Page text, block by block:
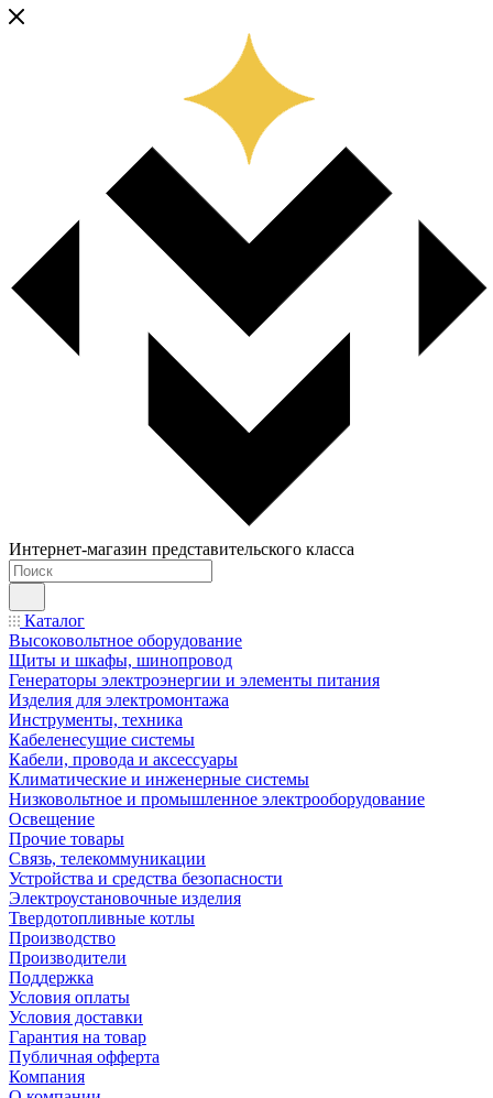
Интернет-магазин представительского класса
Каталог
Высоковольтное оборудование
Щиты и шкафы, шинопровод
Генераторы электроэнергии и элементы питания
Изделия для электромонтажа
Инструменты, техника
Кабеленесущие системы
Кабели, провода и аксессуары
Климатические и инженерные системы
Низковольтное и промышленное электрооборудование
Освещение
Прочие товары
Связь, телекоммуникации
Устройства и средства безопасности
Электроустановочные изделия
Твердотопливные котлы
Производство
Производители
Поддержка
Условия оплаты
Условия доставки
Гарантия на товар
Публичная офферта
Компания